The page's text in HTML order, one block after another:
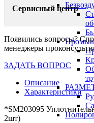
Сервисный центр
Появились вопросы?
менеджеры
ЗАДАТЬ ВОПРОС
Описание
Характеристики
*SM203095
2шт)